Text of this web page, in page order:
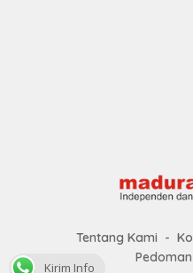
Tentang Kami
Kirim Info